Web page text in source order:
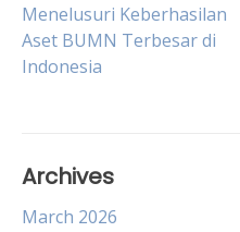
Post
navigation
Menelusuri Keberhasilan
Aset BUMN Terbesar di
Indonesia
Archives
March 2026